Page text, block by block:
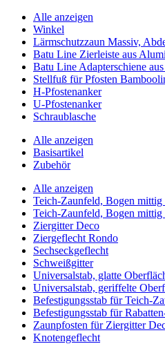
Alle anzeigen
Winkel
Lärmschutzzaun Massiv,
Batu Line Zierleiste aus
Batu Line Adapterschiene
Stellfuß für Pfosten
H-Pfostenanker
U-Pfostenanker
Schraublasche
Alle anzeigen
Basisartikel
Zubehör
Alle anzeigen
Teich-Zaunfeld, Bogen mittig
Teich-Zaunfeld, Bogen mittig
Ziergitter Deco
Ziergeflecht Rondo
Sechseckgeflecht
Schweißgitter
Universalstab, glatte
Universalstab, geriffelte
Befestigungsstab für Teich-
Befestigungsstab für
Zaunpfosten für Ziergitter
Knotengeflecht